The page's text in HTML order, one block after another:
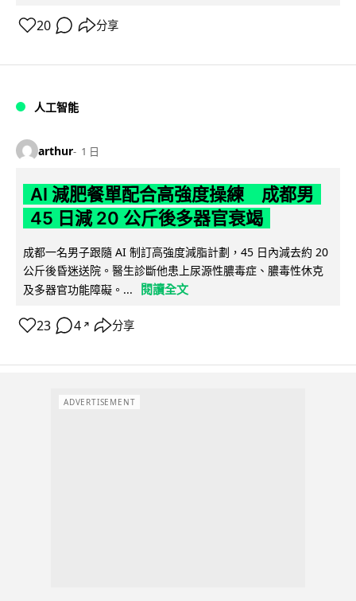
20 分享
人工智能
arthur 1 日
AI 減肥餐單配合高強度操練 成都男
45 日減 20 公斤後多器官衰竭
成都一名男子跟隨 AI 制訂高強度減脂計劃，45 日內減去約 20
公斤後昏迷送院。醫生診斷他患上尿源性膿毒症、膿毒性休克
及多器官功能障礙。...
閱讀全文
23 4 ↗ 分享
ADVERTISEMENT